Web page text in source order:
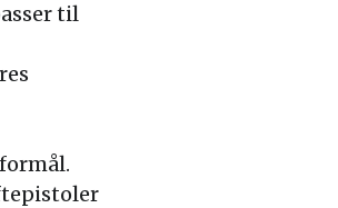
til